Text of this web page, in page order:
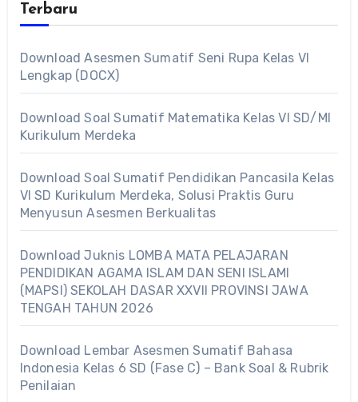
Terbaru
Download Asesmen Sumatif Seni Rupa Kelas VI
Lengkap (DOCX)
Download Soal Sumatif Matematika Kelas VI SD/MI
Kurikulum Merdeka
Download Soal Sumatif Pendidikan Pancasila Kelas
VI SD Kurikulum Merdeka, Solusi Praktis Guru
Menyusun Asesmen Berkualitas
Download Juknis LOMBA MATA PELAJARAN
PENDIDIKAN AGAMA ISLAM DAN SENI ISLAMI
(MAPSI) SEKOLAH DASAR XXVII PROVINSI JAWA
TENGAH TAHUN 2026
Download Lembar Asesmen Sumatif Bahasa
Indonesia Kelas 6 SD (Fase C) – Bank Soal & Rubrik
Penilaian